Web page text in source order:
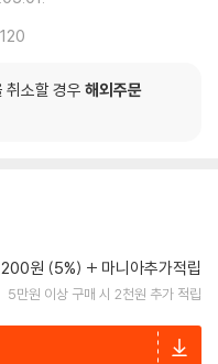
120
취소할 경우 해외주문
원 (5%) 마니아추가적립
5만원 이상 구매 시 2천원 추가 적립